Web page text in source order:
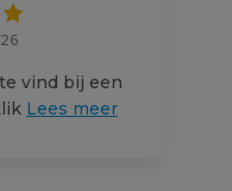
vind bij een
Lees meer